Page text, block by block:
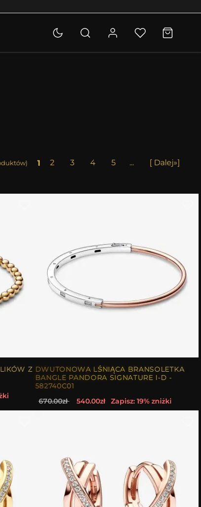
1 2 3 4 5 ... [ Dalej»]
Z DWUTONOWA LŚNIĄCA BRANSOLETKA
BANGLE PANDORA SIGNATURE I-D -
582740C01
670.00zł 540.00zł Zapisz: 19% zniżki